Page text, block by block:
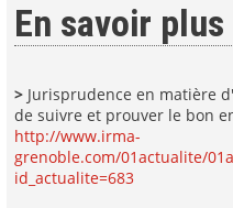
En savoir plus
>Jurisprudence en matière
de suivre et prouver le bon
http://www.irma-
grenoble.com/01actualite/
id_actualite=683